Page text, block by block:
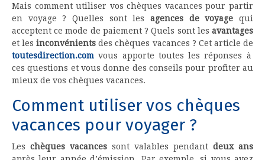
Mais comment utiliser vos chèques vacances pour partir
en voyage ? Quelles sont les agences de voyage qui
acceptent ce mode de paiement ? Quels sont les avantages
et lesinconvénients des chèques vacances ? Cet article de
toutesdirection.com vous apporte toutes les réponses à
ces questions et vous donne des conseils pour profiter au
mieux de vos chèques vacances.
Comment utiliser vos chèques
vacances pour voyager ?
Les chèques vacances sont valables pendant deux ans